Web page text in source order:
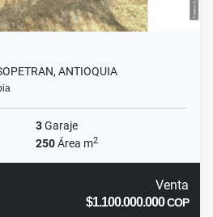
ANTIOQUIA
3Garaje
250Área m2
Venta
$1.100.000.000COP